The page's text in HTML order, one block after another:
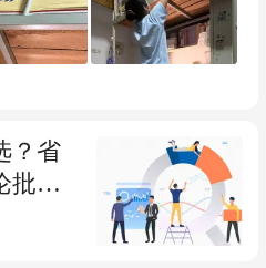
？省
批改